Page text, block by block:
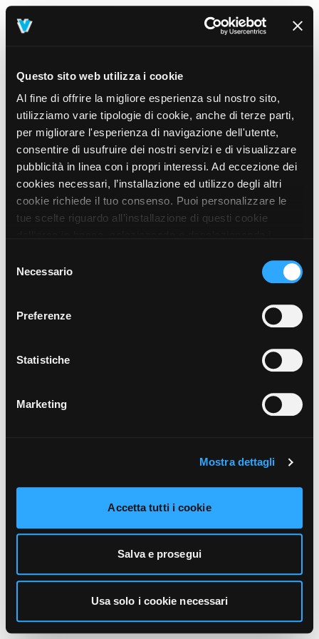
Questo sito web utilizza i cookie
Al fine di offrire la migliore esperienza sul nostro sito,
utilizziamo varie tipologie di cookie, anche di terze parti,
per migliorare l'esperienza di navigazione dell'utente,
consentire di usufruire dei nostri servizi e di visualizzare
pubblicità in linea con i propri interessi. Ad eccezione dei
cookies necessari, l’installazione ed utilizzo degli altri
cookie richiede il tuo consenso. Puoi personalizzare le
tue scelte riguardo all’installazione di questi cookie
prosegui” o decidere di accettare tutti i cookie, cliccando
sul pulsante “Accetta tutti i cookie”. Cliccando sul tasto
unicamente i cookie necessari alla navigazione. Per
funzionamento, puoi prendere visione dell’informativa
cliccando qui.
delNecessario
Preferenze
Statistiche
Marketing
Mostra dettagli
Accetta tutti i cookie
Salva e prosegui
Usa solo i cookie necessari
404